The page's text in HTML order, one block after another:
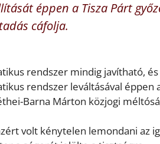
éppen a Tisza Párt
cáfolja.
rendszer mindig javítható,
rendszer leváltásával
Barna Márton közjogi
volt kénytelen lemondani az